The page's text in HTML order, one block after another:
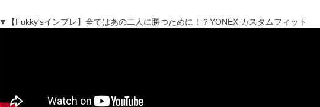
▼【Fukky'sインプレ】全てはあの二人に勝つために！？YONEX カスタムフィット